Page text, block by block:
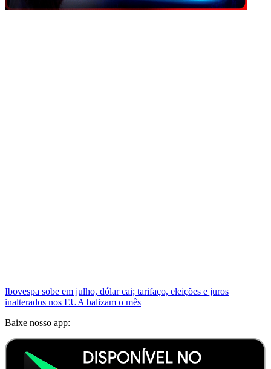
Ibovespa sobe em julho, dólar cai; tarifaço, eleições e juros
inalterados nos EUA balizam o mês
Baixe nosso app: